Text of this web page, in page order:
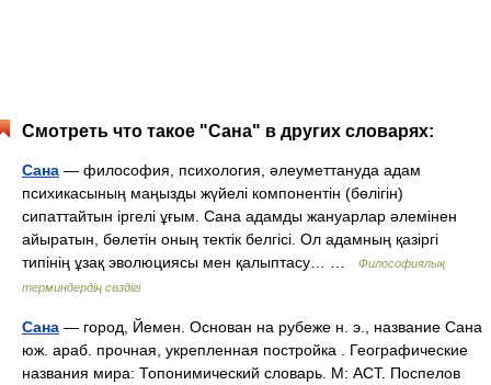
Смотреть что такое "Сана" в других словарях:
Сана — философия, психология, әлеуметтануда адам
психикасының маңызды жүйелі компонентін (бөлігін)
сипаттайтын іргелі ұғым. Сана адамды жануарлар әлемінен
айыратын, бөлетін оның тектік белгісі. Ол адамның қазіргі
типінің ұзақ эволюциясы мен қалыптасу… …
Философиялық
терминдердің сөздігі
Сана — город, Йемен. Основан на рубеже н. э., название Сана
юж. араб. прочная, укрепленная постройка . Географические
названия мира: Топонимический словарь. М: АСТ. Поспелов